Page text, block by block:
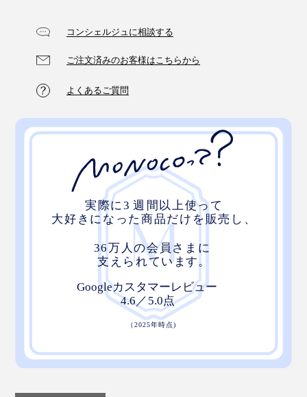
コンシェルジュに相談する
ご注文済みのお客様はこちらから
よくあるご質問